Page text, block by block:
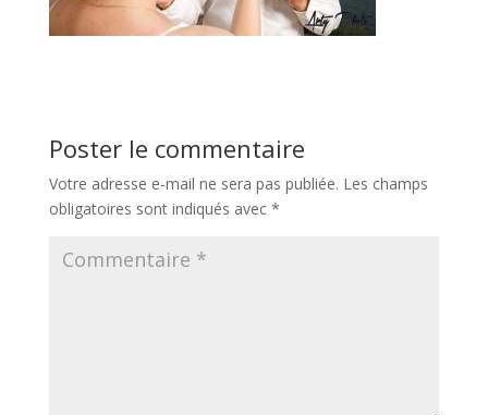
Poster le commentaire
Votre adresse e-mail ne sera pas publiée. Les champs
obligatoires sont indiqués avec *